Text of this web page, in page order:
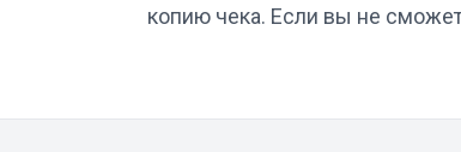
копию чека. Если вы не